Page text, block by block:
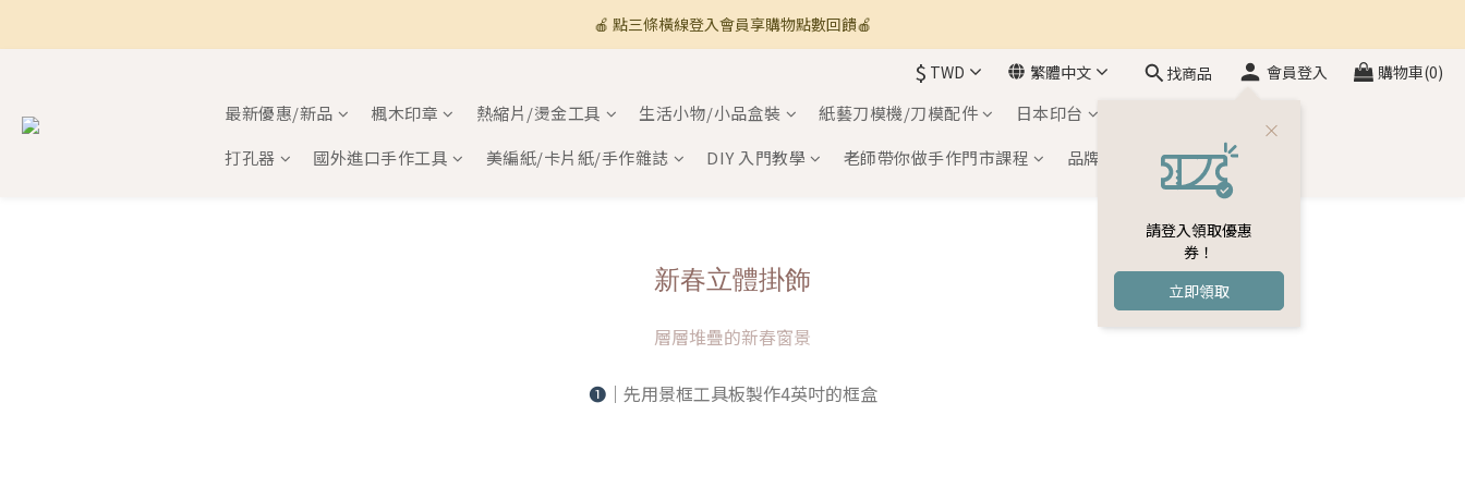
🚚 全館滿800免運 🚚
🍎 點三條橫線登入會員享購物點數回饋🍎
🚚 全館滿800免運 🚚
$ TWD 繁體中文 找商品 會員登入
請登入領取優惠
券！
立即領取
購物車(0)
最新優惠/新品 楓木印章 熱縮片/燙金工具 生活小物/小品盒裝 紙藝刀模機/刀模配件 日本印台
打孔器
國外進口手作工具 美編紙/卡片紙/手作雜誌 DIY 入門教學 老師帶你做手作門市課程 品牌介紹 會員專區
新春立體掛飾
層層堆疊的新春窗景
❶｜先用景框工具板製作4英吋的框盒